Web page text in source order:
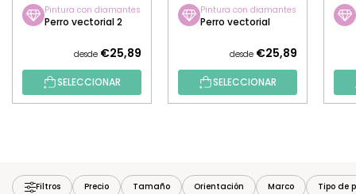
Pintura con diamantes
Perro vectorial 2
desde €25,89
SELECCIONAR
Pintura con diamantes
Perro vectorial
desde €25,89
SELECCIONAR
Filtros Precio Tamaño Orientación Marco Tipo de